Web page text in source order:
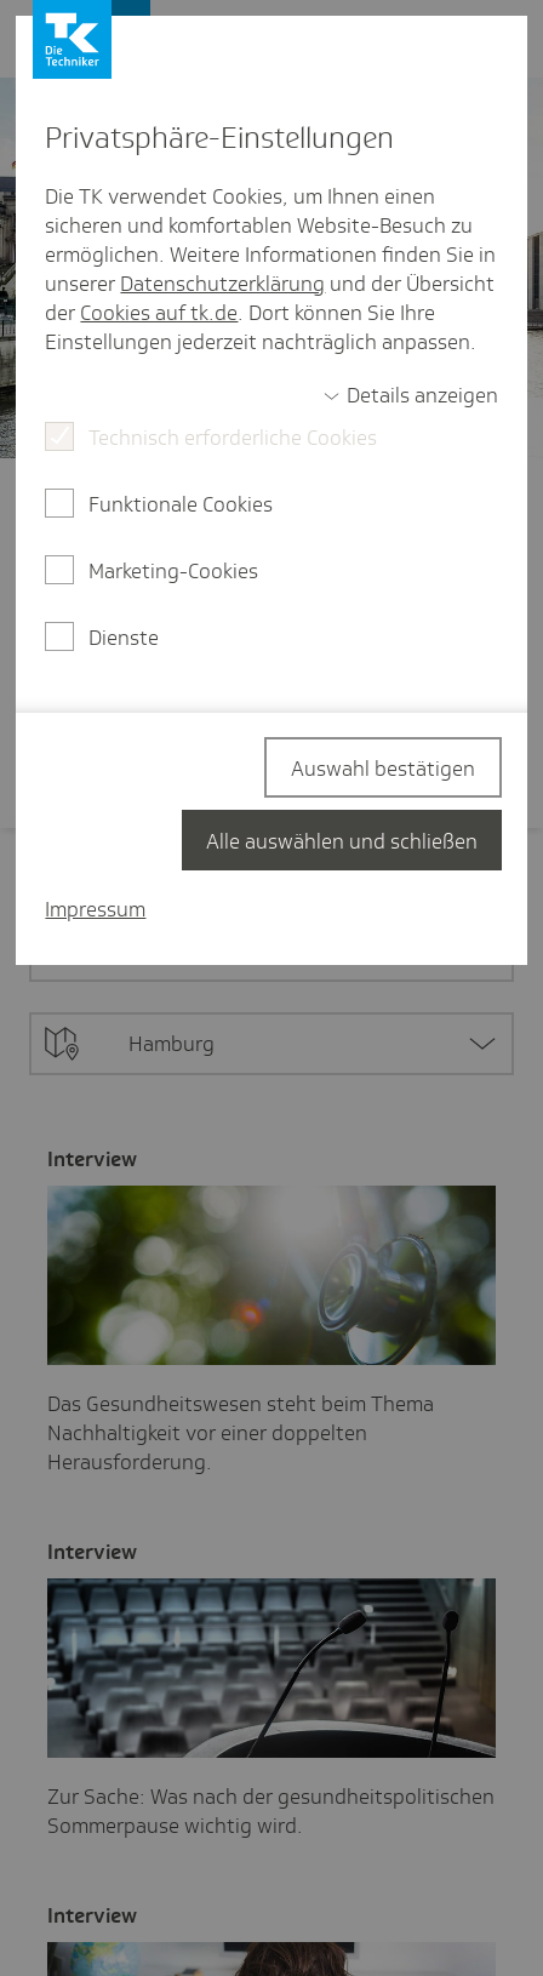
Krankenversicherung, der Zugang
die digitale Transformation: Die
Gesundheitspolitik sind groß.
Gesundheitspolitik im Fokus
Hamburg
Inter­view
Das Gesundheitswesen steht beim Thema
Nachhaltigkeit vor einer doppelten
Herausforderung.
Inter­view
Zur Sache: Was nach der gesundheitspolitischen
Sommerpause wichtig wird.
Inter­view
Privat­sphäre-Einstel­lungen
Die TK verwendet Cookies, um Ihnen einen
sicheren und komfortablen Website-Besuch zu
ermöglichen. Weitere Informationen finden Sie in
unserer Datenschutzerklärung und der Übersicht
der Cookies auf tk.de. Dort können Sie Ihre
Einstellungen jederzeit nachträglich anpassen.
Details anzeigen
Technisch erforderliche Cookies
Funktionale Cookies
Marketing-Cookies
Dienste
Impressum
Auswahl bestätigen
Alle auswählen und schließen